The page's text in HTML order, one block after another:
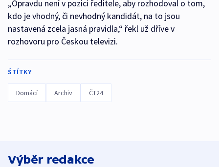
„Opravdu není v pozici ředitele, aby rozhodoval o tom,
kdo je vhodný, či nevhodný kandidát, na to jsou
nastavená zcela jasná pravidla,“ řekl už dříve v
rozhovoru pro Českou televizi.
ŠTÍTKY
Domácí Archiv ČT24
Výběr redakce